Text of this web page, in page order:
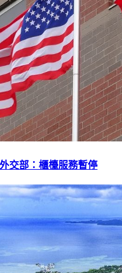
交部：櫃檯服務暫停